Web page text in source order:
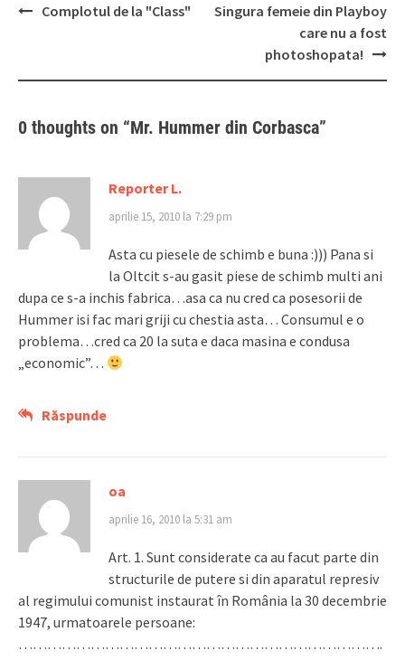
PostComplotul de la "Class"
Singura femeie din Playboy
care nu a fost
photoshopata!
0 thoughts on “Mr. Hummer din Corbasca”
Reporter L.
aprilie 15, 2010 la 7:29 pm
Asta cu piesele de schimb e buna :))) Pana si
la Oltcit s-au gasit piese de schimb multi ani
dupa ce s-a inchis fabrica…asa ca nu cred ca posesorii de
Hummer isi fac mari griji cu chestia asta… Consumul e o
problema…cred ca 20 la suta e daca masina e condusa
„economic”…
Răspunde
oa
aprilie 16, 2010 la 5:31 am
Art. 1. Sunt considerate ca au facut parte din
structurile de putere si din aparatul represiv
al regimului comunist instaurat în România la 30 decembrie
1947, urmatoarele persoane:
………………………………………………………………….